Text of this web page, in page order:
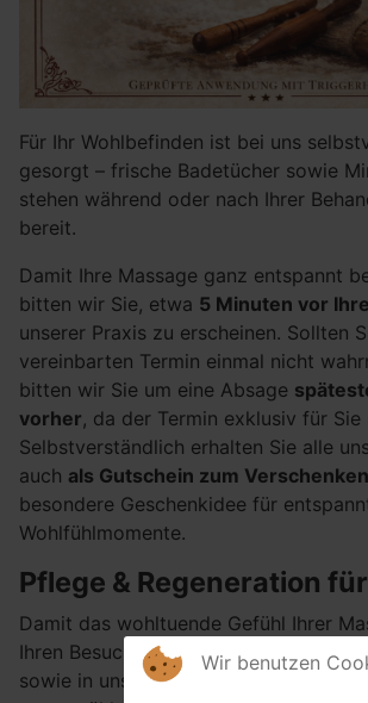
Für Ihr Wohlbefinden ist bei uns
gesorgt – frische Badetücher sowie
stehen während oder nach Ihrer
bereit.
Damit Ihre Massage ganz entspannt
bitten wir Sie, etwa 5 Minuten vor
unserer Praxis zu erscheinen. Sollten
vereinbarten Termin einmal nicht
bitten wir Sie um eine Absage
vorher, da der Termin exklusiv für
Selbstverständlich erhalten Sie alle
auch als Gutschein zum Verschenken
besondere Geschenkidee für
Wohlfühlmomente.
Pflege & Regeneration
Damit das wohltuende Gefühl Ihrer
Ihren Besuch hinaus anhält, finden Sie
sowie in unserem Onlineshop eine
Wir benutzen